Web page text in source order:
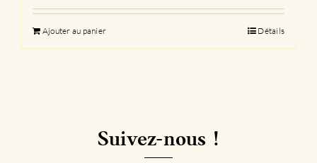
Ajouter au panier Détails
Suivez-nous !